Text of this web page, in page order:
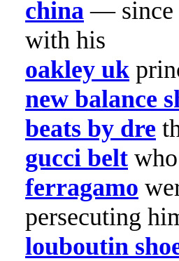
china — since
with his
oakley uk
new balance
beats by dre
gucci belt who
ferragamo
persecuting
louboutin